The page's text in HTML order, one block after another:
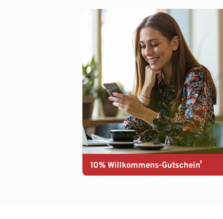
10% Willkommens-Gutschein¹